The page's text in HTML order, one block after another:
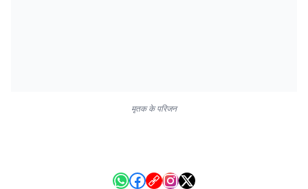
मृतक के परिजन